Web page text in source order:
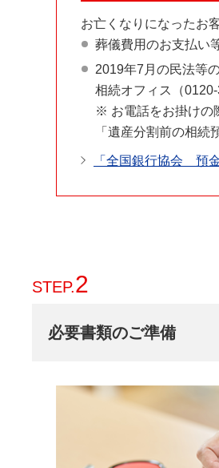
あります。あらかじ
お電話をお掛けの際
【ご来店の場合】
ご来店でのご連絡をご
お近くの支店はこち
お亡くなりになったお
葬儀費用のお支払い
2019年7月の民法等
相続オフィス（
※ お電話をお掛けの
「遺産分割前の相
「全国銀行協会 預
STEP.2
必要書類のご準備